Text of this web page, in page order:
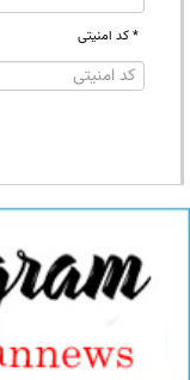
* کد امنیتی